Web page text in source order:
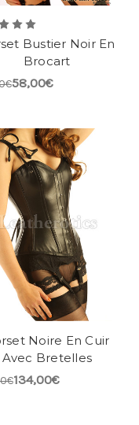
Bustier Noir En
Brocart
58,00€
Noire En Cuir
Avec Bretelles
134,00€